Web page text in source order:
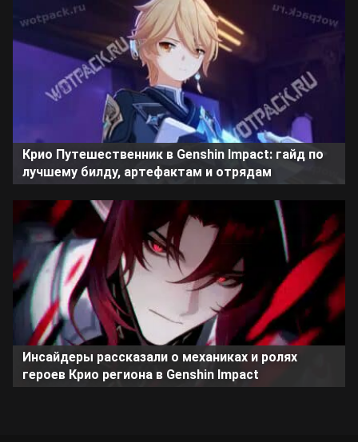
Крио Путешественник в Genshin Impact: гайд по
лучшему билду, артефактам и отрядам
Инсайдеры рассказали о механиках и ролях
героев Крио региона в Genshin Impact